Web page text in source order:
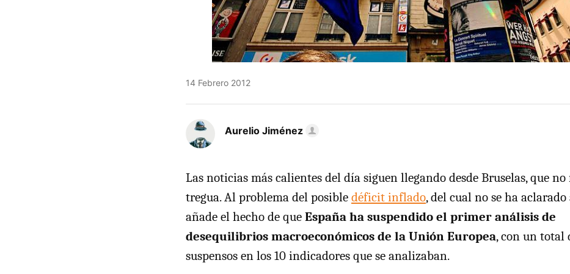
14 Febrero 2012
Aurelio Jiménez
Las noticias más calientes del día siguen llegando desde Bruselas, que no
tregua. Al problema del posible déficit inflado, del cual no se ha aclarado
añade el hecho de que España ha suspendido el primer análisis de
desequilibrios macroeconómicos de la Unión Europea, con un total
suspensos en los 10 indicadores que se analizaban.